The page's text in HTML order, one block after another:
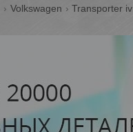
Volkswagen Transporter iv